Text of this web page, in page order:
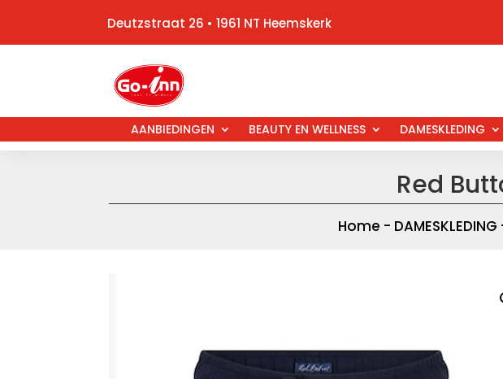
Deutzstraat 26 • 1961 NT Heemskerk
AANBIEDINGEN BEAUTY EN WELLNESS DAMESKLEDING
Red
Home - DAMESKLEDING